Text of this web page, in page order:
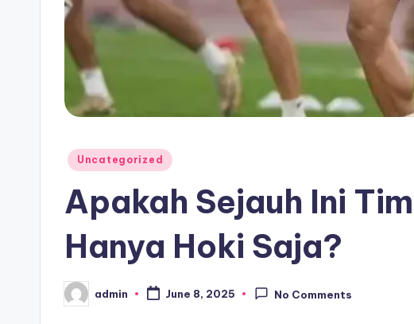
Posted
Uncategorized
Apakah Sejauh Ini
Hanya Hoki Saja?
Posted
by
admin June 8, 2025 No Comments